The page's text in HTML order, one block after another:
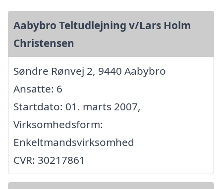
Aabybro Teltudlejning v/Lars Holm
Christensen
Søndre Rønvej 2, 9440 Aabybro
Ansatte: 6
Startdato: 01. marts 2007,
Virksomhedsform:
Enkeltmandsvirksomhed
CVR: 30217861